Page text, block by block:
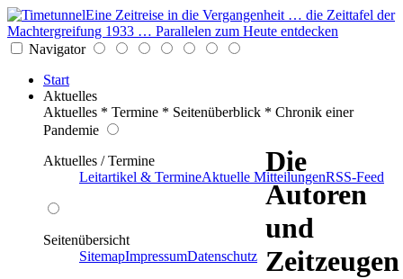
Eine Zeitreise in die Vergangenheit … die Zeittafel der
Machtergreifung 1933 … Parallelen zum Heute entdecken
Navigator
Start
Aktuelles
Aktuelles * Termine * Seitenüberblick * Chronik einer
Pandemie
Aktuelles / Termine
Leitartikel & TermineAktuelle MitteilungenRSS-Feed
Seitenübersicht
SitemapImpressumDatenschutz
Die
Autoren
und
Zeitzeugen